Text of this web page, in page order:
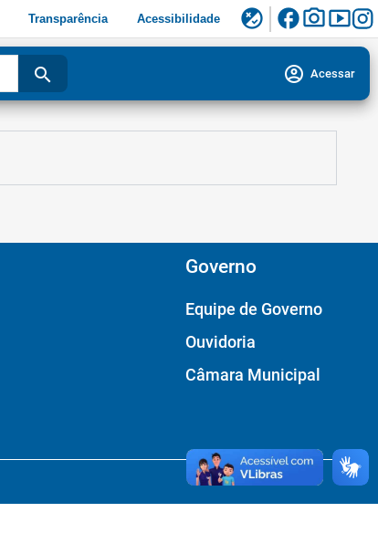
Transparência Acessibilidade flaky facebookphoto_camerasmart_display
search account_circle Acessar
Governo
Equipe de Governo
Ouvidoria
Câmara Municipal